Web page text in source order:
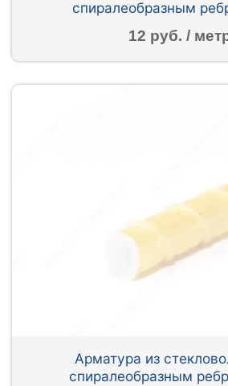
спиралеобразным
12 руб. /
Арматура из
спиралеобразным